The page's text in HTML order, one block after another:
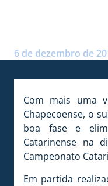
6 de dezembro de
Com mais uma
Chapecoense, o
boa fase e
Catarinense na
Campeonato
Em partida